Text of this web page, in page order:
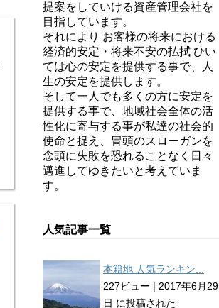
提案をしていける資産管理会社を
目指しています。
それにより お客様の将来における
経済的安定・将来不安の払拭 ひい
ては心の安定を提供する事で、人
生の安定を提供します。
そして一人でも多くの方に安定を
提供する事で、地域社会全体の活
性化に寄与する事が私達の社会的
使命と捉え、冒頭のスローガンを
念頭に失敗を恐れることなく日々
邁進してゆきたいと考えていま
す。
人気記事一覧
本籍地 人気ランキン...
227ビュー | 2017年6月29
日 に投稿された